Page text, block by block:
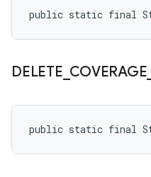
public static final String
DELETE COVERAGE
public static final